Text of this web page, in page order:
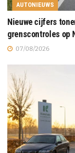
AUTONIEUWS
Nieuwe cijfers
grenscontroles op
07/08/2026